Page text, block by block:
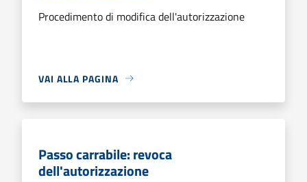
Procedimento di modifica dell'autorizzazione
VAI ALLA PAGINA
Passo carrabile: revoca
dell'autorizzazione